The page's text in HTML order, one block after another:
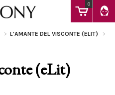
0
L'AMANTE DEL VISCONTE (ELIT)
(eLit)